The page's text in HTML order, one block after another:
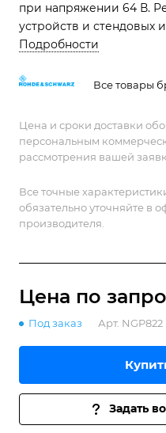
при напряжении 64 В.
устройств и стендовых
Подробности
Все товары
Цена и сроки доставки
персональным
рассмотрения вашей
Все точные
обязательно уточняйте в
производителя.
Цена по запр
Под заказ Арт. NGP822
Задать